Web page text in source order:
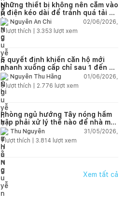
Những thiết bị không nên cắm vào
ổ điện kéo dài để tránh quá tải và
chập cháy trong nhà
Nguyễn An Chi
02/06/2026,
9lượt thích | 3.353 lượt xem
5 quyết định khiến căn hộ mới
nhanh xuống cấp chỉ sau 1 đến 2
nămNguyễn Thu Hằng
01/06/2026,
5lượt thích | 2.776 lượt xem
Phòng ngủ hướng Tây nóng hầm
hập phải xử lý thế nào để nhà mát
hơn?Thu Nguyễn
31/05/2026,
1lượt thích | 3.814 lượt xem
Xem tất cả